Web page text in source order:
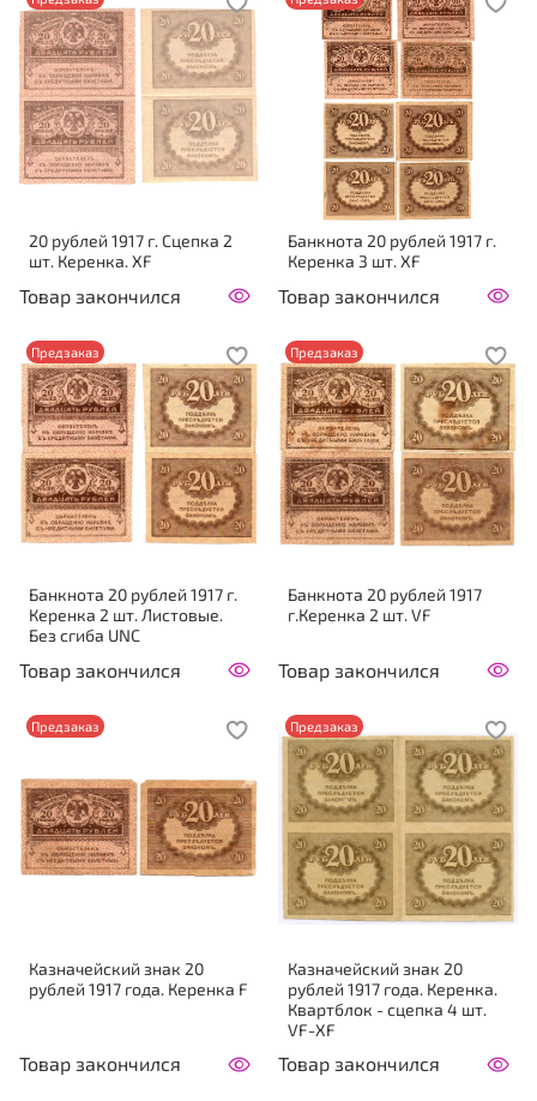
20 рублей 1917 г. Сцепка 2
шт. Керенка. XF
Товар закончился
Банкнота 20 рублей 1917 г.
Керенка 3 шт. XF
Товар закончился
Предзаказ
Банкнота 20 рублей 1917 г.
Керенка 2 шт. Листовые.
Без сгиба UNC
Товар закончился
Предзаказ
Банкнота 20 рублей 1917
г.Керенка 2 шт. VF
Товар закончился
Предзаказ
Казначейский знак 20
рублей 1917 года. Керенка F
Товар закончился
Предзаказ
Казначейский знак 20
рублей 1917 года. Керенка.
Квартблок - сцепка 4 шт.
VF-XF
Товар закончился